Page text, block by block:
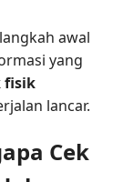
awal
yang
fisik
lancar.
Cek